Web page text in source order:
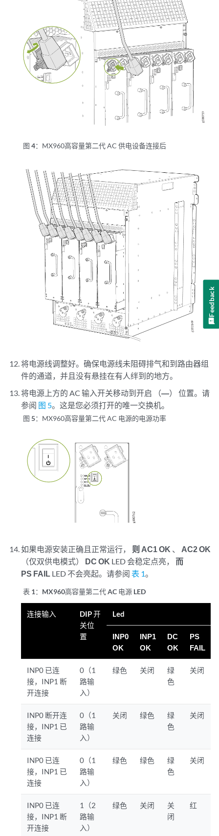
图 4： MX960高容量第二代 AC 供电设备连接后
将电源线调整好。确保电源线未阻碍排气和到路由器组
件的通道，并且没有悬挂在有人绊到的地方。
将电源上方的 AC 输入开关移动到开启 （—） 位置。请
参阅 图 5。这是您必须打开的唯一交换机。
图 5： MX960高容量第二代 AC 电源的电源功率
如果电源安装正确且正常运行， 则 AC1 OK 、 AC2 OK
（仅双供电模式）
DC OK LED 会稳定点亮，而
PS FAIL LED 不会亮起。请参阅表 1。
表 1： MX960高容量第二代 AC 电源 LED
连接输入
DIP 开
关位
置
Led
INP0
OK
INP1
OK
DC
OK
PS
FAIL
INP0 已连
接，INP1 断
开连接
0（1
路输
入）
绿色 关闭
绿
色
关闭
INP0 断开连
接，INP1 已
连接
0（1
路输
入）
关闭 绿色
绿
色
关闭
INP0 已连
接，INP1 已
连接
0（1
路输
入）
绿色 绿色
绿
色
关闭
INP0 已连
接，INP1 断
开连接
1（2
路输
入）
绿色 关闭
关
闭
红
Feedback